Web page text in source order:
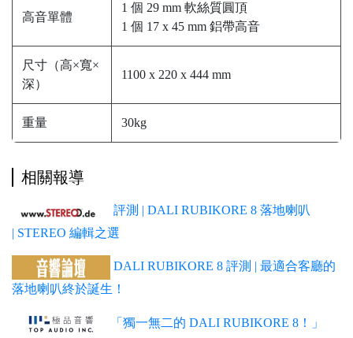
高音單體
1 個 29 mm 軟絲質圓頂
1 個 17 x 45 mm 鋁帶高音
尺寸（高×寬×
深）
1100 x 220 x 444 mm
重量 30kg
相關報導
評測 | DALI RUBIKORE 8 落地喇叭
| STEREO 編輯之選
DALI RUBIKORE 8 評測 | 最適合客廳的
落地喇叭終於誕生！
「獨一無二的 DALI RUBIKORE 8！」